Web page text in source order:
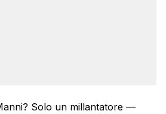
Solo un millantatore —